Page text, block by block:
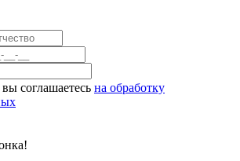
соглашаетесь на обработку